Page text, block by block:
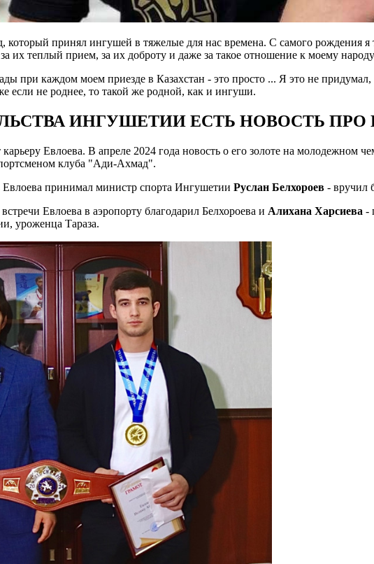
который принял ингушей в тяжелые для нас времена. С самого рождения
их теплый прием, за их доброту и даже за такое отношение к моему
при каждом моем приезде в Казахстан - это просто ... Я это не
если не роднее, то такой же родной, как и ингуши.
ИНГУШЕТИИ ЕСТЬ НОВОСТЬ ПРО
Евлоева. В апреле 2024 года новость о его золоте на молодежном
клуба "Ади-Ахмад".
принимал министр спорта Ингушетии Руслан Белхороев - вручил
Евлоева в аэропорту благодарил Белхороева и Алихана Харсиева -
уроженца Тараза.